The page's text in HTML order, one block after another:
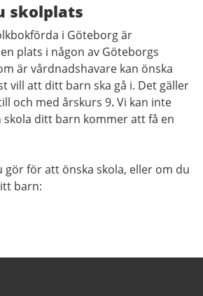
skolplats
i Göteborg är
plats i någon av Göteborgs
är vårdnadshavare kan önska
vill att ditt barn ska gå i. Det gäller
och med årskurs 9.Vi kan inte
skola ditt barn kommer att få en
gör för att önska skola, eller om du
barn: